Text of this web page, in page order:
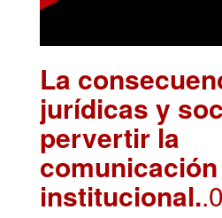
La
jurídicas y
pervertir la
comunicación
institucional.